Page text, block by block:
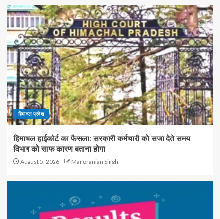
हिमाचल प्रदेश
हिमाचल हाईकोर्ट का फैसला: सरकारी कर्मचारी को सजा देते समय
विभाग को साफ कारण बताना होगा
August 5, 2026 Manoranjan Singh